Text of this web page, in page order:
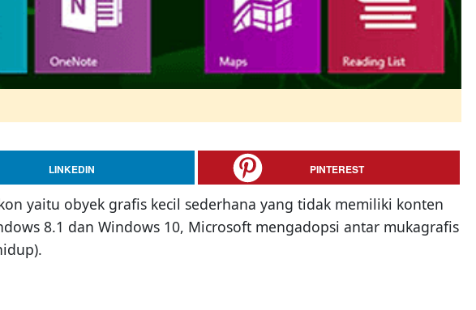
LINKEDIN PINTEREST
yaitu obyek grafis kecil sederhana yang tidak memiliki konten
8.1 dan Windows 10, Microsoft mengadopsi antar mukagrafis